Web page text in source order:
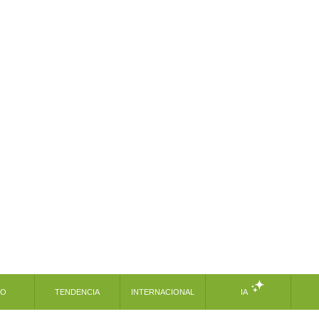
TENDENCIA INTERNACIONAL IA